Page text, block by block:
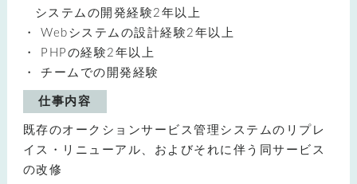
システムの開発経験2年以上
Webシステムの設計経験2年以上
PHPの経験2年以上
チームでの開発経験
仕事内容
既存のオークションサービス管理システムのリプレ
イス・リニューアル、およびそれに伴う同サービス
の改修